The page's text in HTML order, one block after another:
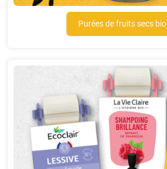
Purées de fruits secs bio